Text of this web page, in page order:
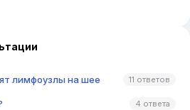
лимфоузлы на шее 11 ответов
4 ответа